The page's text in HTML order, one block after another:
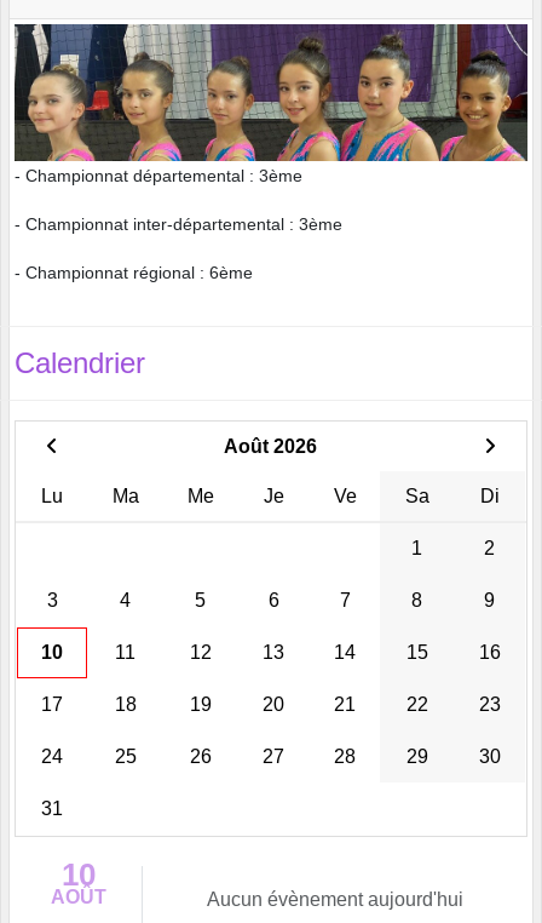
- Championnat départemental : 3ème
- Championnat inter-départemental : 3ème
- Championnat régional : 6ème
Calendrier
Août 2026
Lu Ma Me Je Ve Sa Di
1 2
3 4 5 6 7 8 9
10 11 12 13 14 15 16
17 18 19 20 21 22 23
24 25 26 27 28 29 30
31
10
AOÛT Aucun évènement aujourd'hui